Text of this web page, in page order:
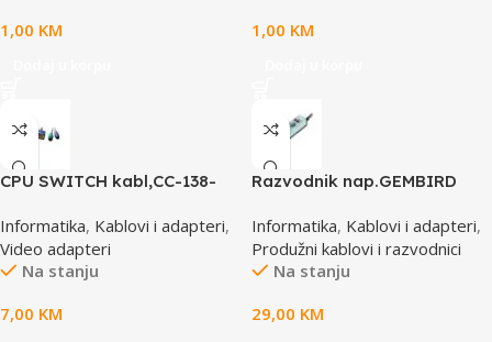
1,00 KM
1,00 KM
CPU SWITCH kabl,CC-138-
Informatika, Kablovi i adapteri,
Video adapteri
Na stanju
7,00 KM
Razvodnik nap.GEMBIRD
prekidac, 4,5m, osigurač,
prenaponska zaštita
Informatika, Kablovi i adapteri,
Produžni kablovi i razvodnici
Na stanju
29,00 KM